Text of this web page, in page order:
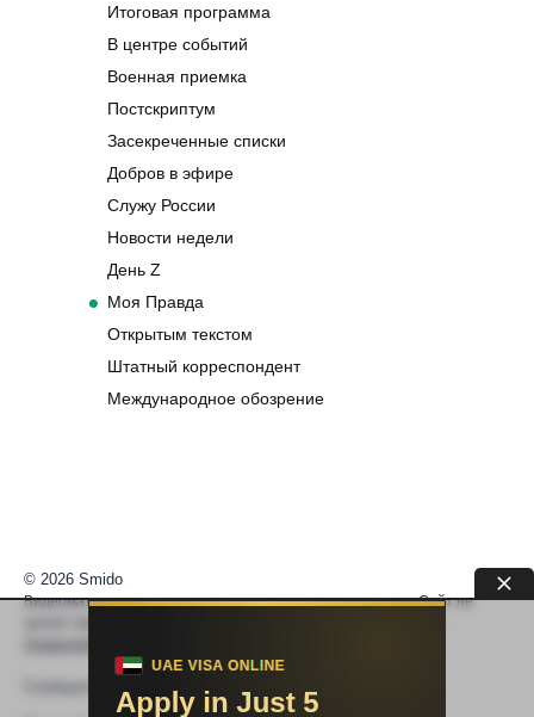
Итоговая программа
В центре событий
Военная приемка
Постскриптум
Засекреченные списки
Добров в эфире
Служу России
Новости недели
День Z
Моя Правда
Открытым текстом
Штатный корреспондент
Международное обозрение
© 2026 Smido
Видеоматериалы встраиваются из открытых источников. Сайт не
Видео не работает